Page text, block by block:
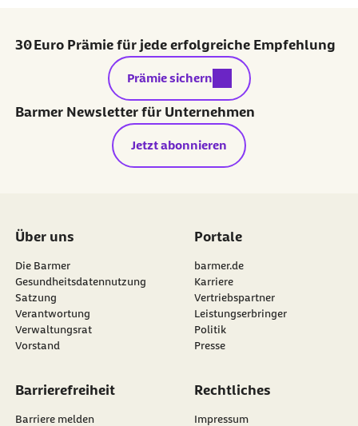
30 Euro Prämie für jede erfolgreiche Empfehlung
externer Link:
Prämie sichern
Barmer Newsletter für Unternehmen
Jetzt abonnieren
Über uns
Die Barmer
Gesundheitsdatennutzung
Satzung
Verantwortung
Verwaltungsrat
Vorstand
Portale
barmer.de
Karriere
Vertriebspartner
Leistungserbringer
Politik
Presse
Barrierefreiheit
Barriere melden
Rechtliches
Impressum